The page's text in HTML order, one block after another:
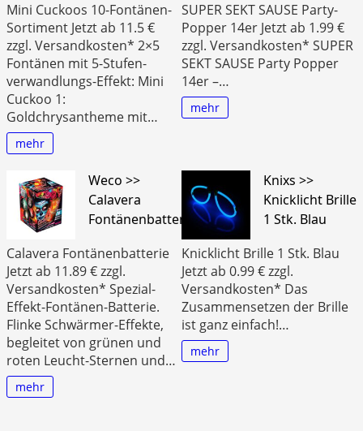
Mini Cuckoos 10-Fontänen-
Sortiment Jetzt ab 11.5 €
zzgl. Versandkosten* 2×5
Fontänen mit 5-Stufen-
verwandlungs-Effekt: Mini
Cuckoo 1:
Goldchrysantheme mit…
mehr
SUPER SEKT SAUSE Party-
Popper 14er Jetzt ab 1.99 €
zzgl. Versandkosten* SUPER
SEKT SAUSE Party Popper
14er –…
mehr
Weco >>
Calavera
Fontänenbatterie
Calavera Fontänenbatterie
Jetzt ab 11.89 € zzgl.
Versandkosten* Spezial-
Effekt-Fontänen-Batterie.
Flinke Schwärmer-Effekte,
begleitet von grünen und
roten Leucht-Sternen und…
mehr
Knixs >>
Knicklicht Brille
1 Stk. Blau
Knicklicht Brille 1 Stk. Blau
Jetzt ab 0.99 € zzgl.
Versandkosten* Das
Zusammensetzen der Brille
ist ganz einfach!…
mehr